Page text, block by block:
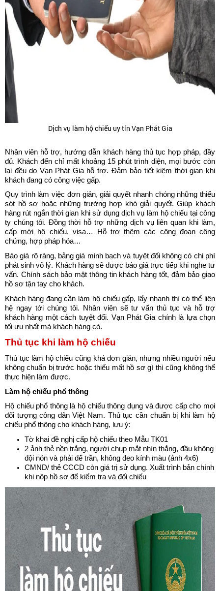
Dịch vụ làm hộ chiếu uy tín Vạn Phát Gia
Nhân viên hỗ trợ, hướng dẫn khách hàng thủ tục hợp pháp, đầy
đủ. Khách đến chỉ mất khoảng 15 phút trình diện, mọi bước còn
lại đều do Vạn Phát Gia hỗ trợ. Đảm bảo tiết kiệm thời gian khi
khách đang có công việc gấp.
Quy trình làm việc đơn giản, giải quyết nhanh chóng những thiếu
sót hồ sơ hoặc những trường hợp khó giải quyết. Giúp khách
hàng rút ngắn thời gian khi sử dụng dịch vụ làm hộ chiếu tại công
ty chúng tôi. Đồng thời hỗ trợ những dịch vụ liên quan khi làm,
cấp mới hộ chiếu, visa… Hỗ trợ thêm các công đoạn công
chứng, hợp pháp hóa…
Báo giá rõ ràng, bảng giá minh bạch và tuyệt đối không có chi phí
phát sinh vô lý. Khách hàng sẽ được báo giá trực tiếp khi nghe tư
vấn. Chính sách bảo mật thông tin khách hàng tốt, đảm bảo giao
hồ sơ tận tay cho khách.
Khách hàng đang cần làm hộ chiếu gấp, lấy nhanh thì có thể liên
hệ ngay tới chúng tôi. Nhân viên sẽ tư vấn thủ tục và hỗ trợ
khách hàng một cách tuyệt đối. Vạn Phát Gia chính là lựa chọn
tối ưu nhất mà khách hàng có.
Thủ tục khi làm hộ chiếu
Thủ tục làm hộ chiếu cũng khá đơn giản, nhưng nhiều người nếu
không chuẩn bị trước hoặc thiếu mất hồ sơ gì thì cũng không thể
thực hiện làm được.
Làm hộ chiếu phổ thông
Hộ chiếu phổ thông là hộ chiếu thông dụng và được cấp cho mọi
đối tượng công dân Việt Nam. Thủ tục cần chuẩn bị khi làm hộ
chiếu phổ thông cho khách hàng, lưu ý:
Tờ khai đề nghị cấp hộ chiếu theo Mẫu TK01
2 ảnh thẻ nền trắng, người chụp mắt nhìn thẳng, đầu không
đội nón và phải để trần, không đeo kính màu (ảnh 4x6)
CMND/ thẻ CCCD còn giá trị sử dụng. Xuất trình bản chính
khi nộp hồ sơ để kiểm tra và đối chiếu